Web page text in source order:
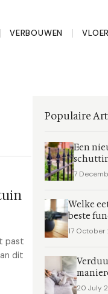
VERBOUWEN
past
dit
Populaire
Een
7
Welke
beste
17 October
20 July